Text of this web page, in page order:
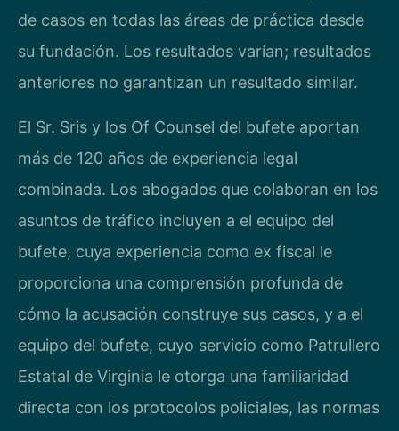
de casos en todas las áreas de práctica desde
su fundación. Los resultados varían; resultados
anteriores no garantizan un resultado similar.
El Sr. Sris y los Of Counsel del bufete aportan
más de 120 años de experiencia legal
combinada. Los abogados que colaboran en los
asuntos de tráfico incluyen a el equipo del
bufete, cuya experiencia como ex fiscal le
proporciona una comprensión profunda de
cómo la acusación construye sus casos, y a el
equipo del bufete, cuyo servicio como Patrullero
Estatal de Virginia le otorga una familiaridad
directa con los protocolos policiales, las normas